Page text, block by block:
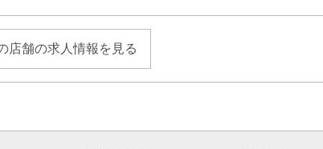
店舗の求人情報を見る